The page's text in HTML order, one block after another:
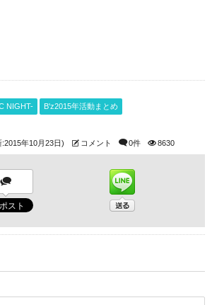
NIGHT- B'z2015年活動まとめ
年10月23日) コメント 0件 8630